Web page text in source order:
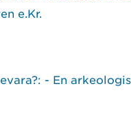
e.Kr.
- En